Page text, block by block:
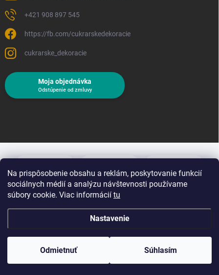
Na prispôsobenie obsahu a reklám, poskytovanie funkcií
sociálnych médií a analýzu návštevnosti používame
súbory cookie. Viac informácií tu
Nastavenie
Odmietnuť Súhlasím
+421 908 897 545
https://fb.com/cukrarskedekoracie
cukrarske_dekoracie
Moja objednávka
Odstúpenie od zmluvy
Vytvoril Shoptet
Copyright 2026Cukrárske dekorácie. Všetky práva vyhradené.Upraviť